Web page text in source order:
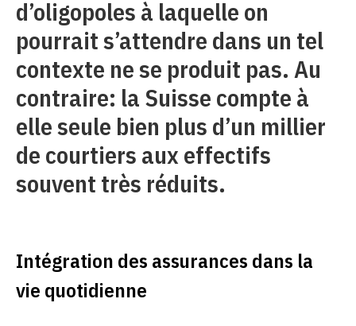
d’oligopoles à laquelle on
pourrait s’attendre dans un tel
contexte ne se produit pas. Au
contraire: la Suisse compte à
elle seule bien plus d’un millier
de courtiers aux effectifs
souvent très réduits.
Intégration des assurances dans la
vie quotidienne